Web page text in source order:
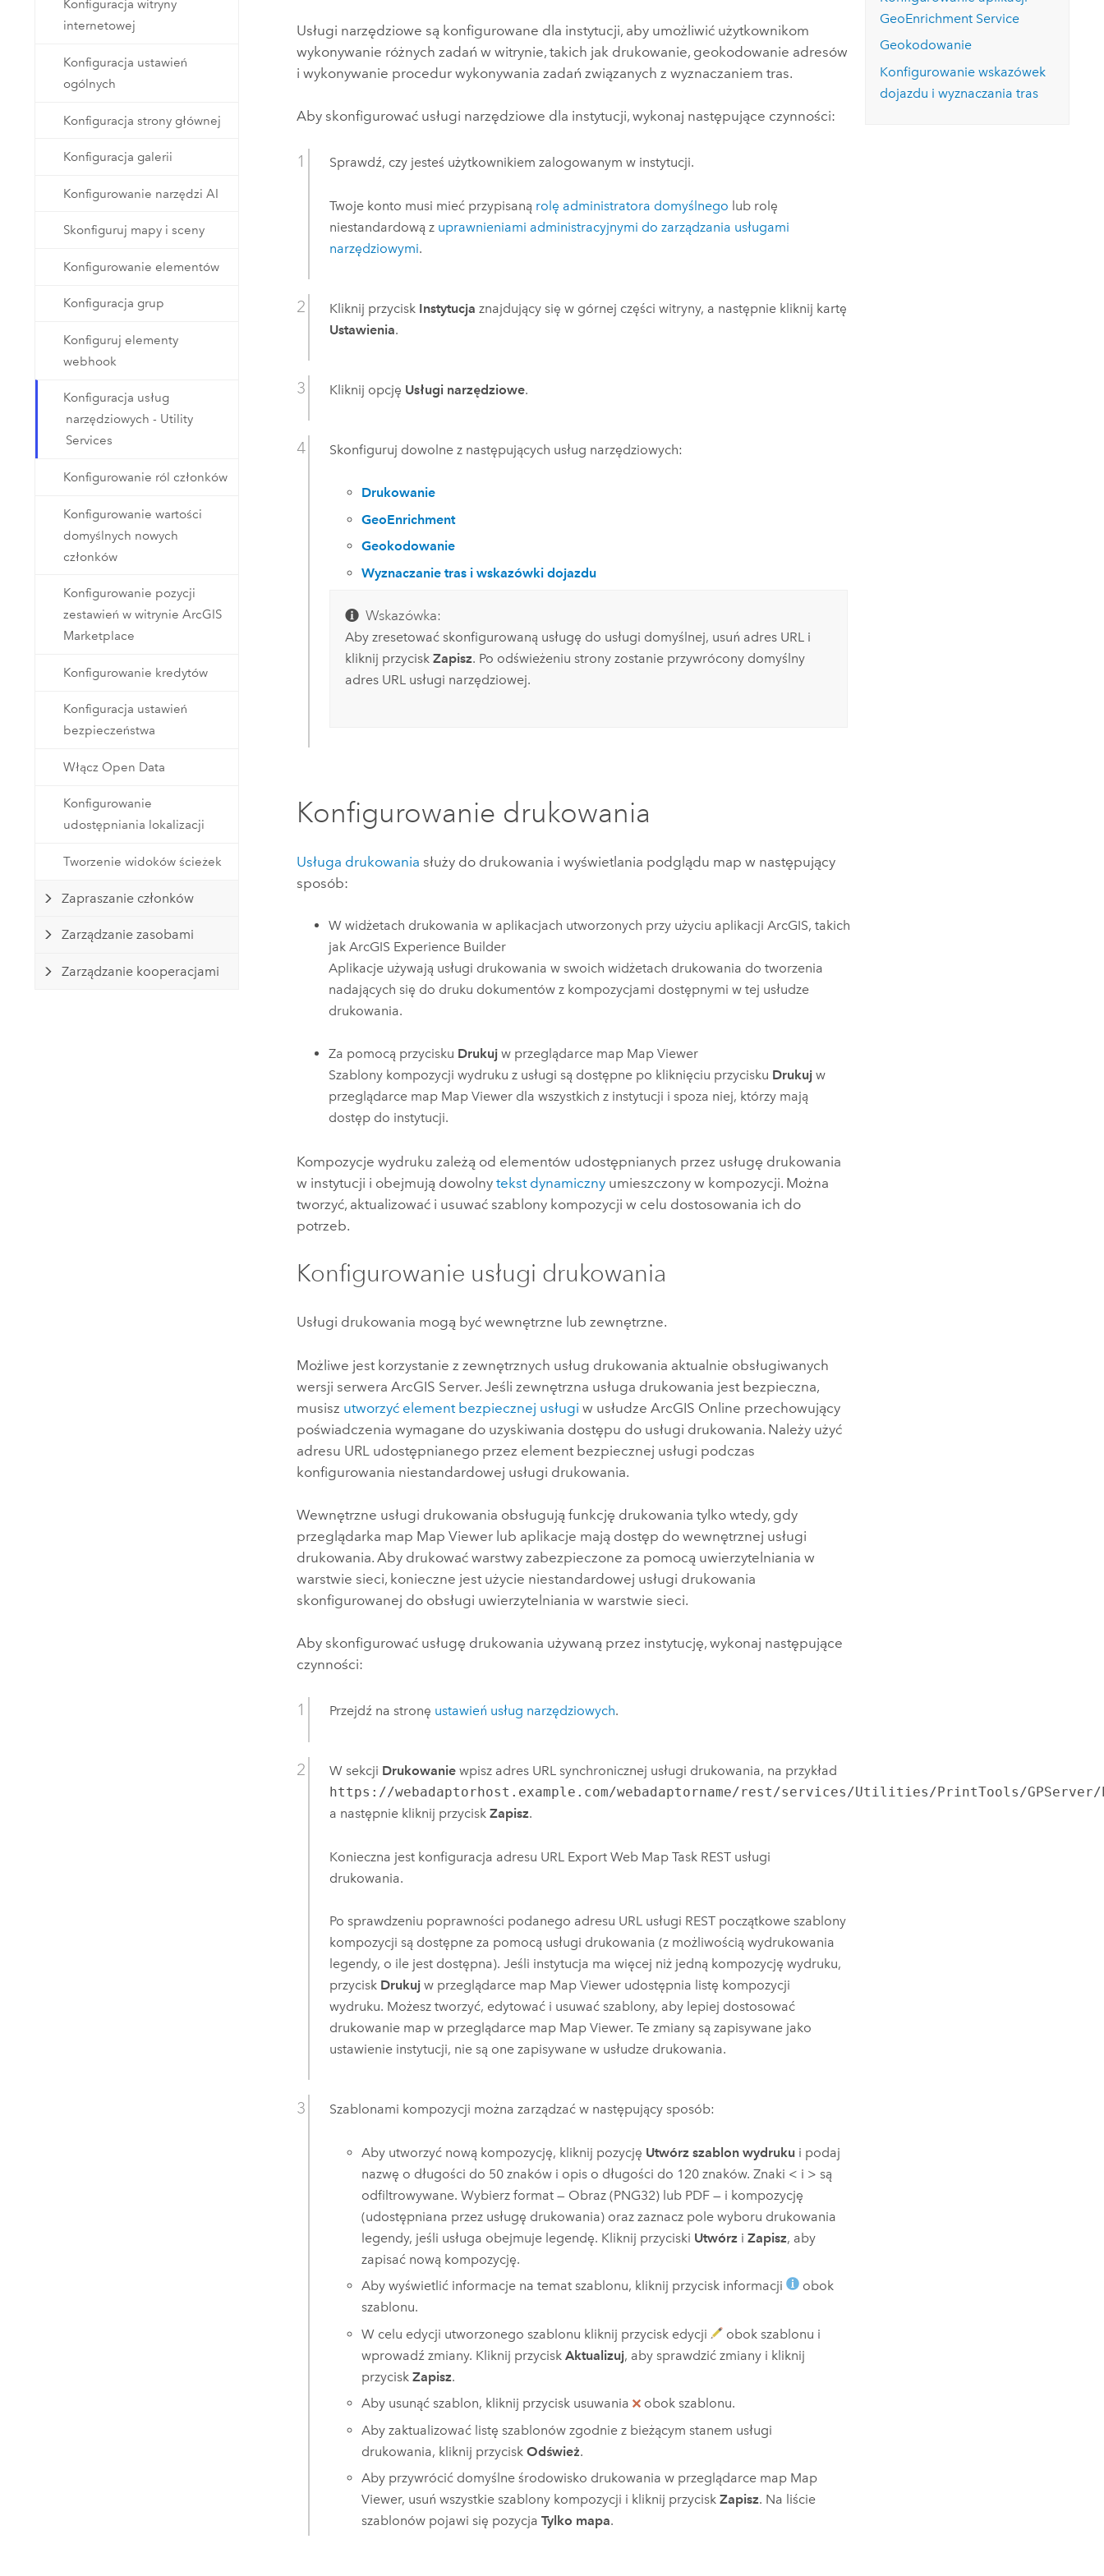
map
Tworzenie aplikacji do analizy
przestrzennej i tworzenia map
Wszystkie produkty
rozpocznij bezpłatny okres próbny.
Zasoby naturalne
Poznaj kurs
Wszystkie narracje
Konfiguracja witryny
internetowej
Konfiguracja ustawień
ogólnych
Konfiguracja strony głównej
Konfiguracja galerii
Konfigurowanie narzędzi AI
Skonfiguruj mapy i sceny
Konfigurowanie elementów
Konfiguracja grup
Konfiguruj elementy
webhook
Konfiguracja usług
narzędziowych - Utility
Services
Konfigurowanie ról członków
Konfigurowanie wartości
domyślnych nowych
członków
Konfigurowanie pozycji
zestawień w witrynie ArcGIS
Marketplace
Konfigurowanie kredytów
Konfiguracja ustawień
bezpieczeństwa
Włącz Open Data
Konfigurowanie
udostępniania lokalizacji
Tworzenie widoków ścieżek
Zapraszanie członków
Zarządzanie zasobami
Zarządzanie kooperacjami
Usługi narzędziowe są konfigurowane dla instytucji, aby umożliwić użytkownikom
wykonywanie różnych zadań w witrynie, takich jak drukowanie, geokodowanie adresów
i wykonywanie procedur wykonywania zadań związanych z wyznaczaniem tras.
Aby skonfigurować usługi narzędziowe dla instytucji, wykonaj następujące czynności:
Sprawdź, czy jesteś użytkownikiem zalogowanym w instytucji.
Twoje konto musi mieć przypisaną rolę administratora domyślnego lub rolę
niestandardową z uprawnieniami administracyjnymi do zarządzania usługami
narzędziowymi.
Kliknij przycisk Instytucja znajdujący się w górnej części witryny, a następnie kliknij kartę
Ustawienia.
Kliknij opcję Usługi narzędziowe.
Skonfiguruj dowolne z następujących usług narzędziowych:
Drukowanie
GeoEnrichment
Geokodowanie
Wyznaczanie tras i wskazówki dojazdu
Wskazówka:
Aby zresetować skonfigurowaną usługę do usługi domyślnej, usuń adres URL i
kliknij przycisk Zapisz. Po odświeżeniu strony zostanie przywrócony domyślny
adres URL usługi narzędziowej.
Konfigurowanie drukowania
Usługa drukowania służy do drukowania i wyświetlania podglądu map w następujący
sposób:
W widżetach drukowania w aplikacjach utworzonych przy użyciu aplikacji ArcGIS, takich
jak ArcGIS Experience Builder
Aplikacje używają usługi drukowania w swoich widżetach drukowania do tworzenia
nadających się do druku dokumentów z kompozycjami dostępnymi w tej usłudze
drukowania.
Za pomocą przycisku Drukujw przeglądarce map Map Viewer
Szablony kompozycji wydruku z usługi są dostępne po kliknięciu przycisku Drukujw
przeglądarce map Map Viewerdla wszystkich z instytucji i spoza niej, którzy mają
dostęp do instytucji.
Kompozycje wydruku zależą od elementów udostępnianych przez usługę drukowania
w instytucji i obejmują dowolnytekst dynamiczny umieszczony w kompozycji. Można
tworzyć, aktualizować i usuwać szablony kompozycji w celu dostosowania ich do
potrzeb.
Konfigurowanie usługi drukowania
Usługi drukowania mogą być wewnętrzne lub zewnętrzne.
Możliwe jest korzystanie z zewnętrznych usług drukowania aktualnie obsługiwanych
wersji serweraArcGIS Server. Jeśli zewnętrzna usługa drukowania jest bezpieczna,
musisz utworzyć element bezpiecznej usługi w usłudzeArcGIS Online przechowujący
poświadczenia wymagane do uzyskiwania dostępu do usługi drukowania. Należy użyć
adresu URL udostępnianego przez element bezpiecznej usługi podczas
konfigurowania niestandardowej usługi drukowania.
Wewnętrzne usługi drukowania obsługują funkcję drukowania tylko wtedy, gdy
przeglądarka map Map Viewer lub aplikacje mają dostęp do wewnętrznej usługi
drukowania. Aby drukować warstwy zabezpieczone za pomocą uwierzytelniania w
warstwie sieci, konieczne jest użycie niestandardowej usługi drukowania
skonfigurowanej do obsługi uwierzytelniania w warstwie sieci.
Aby skonfigurować usługę drukowania używaną przez instytucję, wykonaj następujące
czynności:
Przejdź na stronę ustawień usług narzędziowych.
W sekcji Drukowanie wpisz adres URL synchronicznej usługi drukowania, na przykład
https://webadaptorhost.example.com/webadaptorname/rest/services/Utilities/PrintTools/GPServer/
a następnie kliknij przyciskZapisz.
Konieczna jest konfiguracja adresu URL Export Web Map Task REST usługi
drukowania.
Po sprawdzeniu poprawności podanego adresu URL usługi REST początkowe szablony
kompozycji są dostępne za pomocą usługi drukowania (z możliwością wydrukowania
legendy, o ile jest dostępna). Jeśli instytucja ma więcej niż jedną kompozycję wydruku,
przycisk Drukuj w przeglądarce map Map Viewer udostępnia listę kompozycji
wydruku. Możesz tworzyć, edytować i usuwać szablony, aby lepiej dostosować
drukowanie map w przeglądarce map Map Viewer. Te zmiany są zapisywane jako
ustawienie instytucji, nie są one zapisywane w usłudze drukowania.
Szablonami kompozycji można zarządzać w następujący sposób:
Aby utworzyć nową kompozycję, kliknij pozycję Utwórz szablon wydrukui podaj
nazwę o długości do 50 znaków i opis o długości do 120 znaków. Znaki < i > są
odfiltrowywane. Wybierz format — Obraz (PNG32) lub PDF — i kompozycję
(udostępniana przez usługę drukowania) oraz zaznacz pole wyboru drukowania
legendy, jeśli usługa obejmuje legendę. Kliknij przyciski Utwórzi Zapisz, aby
zapisać nową kompozycję.
Aby wyświetlić informacje na temat szablonu, kliknij przycisk informacji
obok
szablonu.
W celu edycji utworzonego szablonu kliknij przycisk edycji
obok szablonu i
wprowadź zmiany. Kliknij przycisk Aktualizuj, aby sprawdzić zmiany i kliknij
przycisk Zapisz.
Aby usunąć szablon, kliknij przycisk usuwania
obok szablonu.
Aby zaktualizować listę szablonów zgodnie z bieżącym stanem usługi
drukowania, kliknij przycisk Odśwież.
Aby przywrócić domyślne środowisko drukowania w przeglądarce map Map
Viewer, usuń wszystkie szablony kompozycji i kliknij przycisk Zapisz. Na liście
szablonów pojawi się pozycja Tylko mapa.
GeoEnrichment Service
Geokodowanie
Konfigurowanie wskazówek
dojazdu i wyznaczania tras